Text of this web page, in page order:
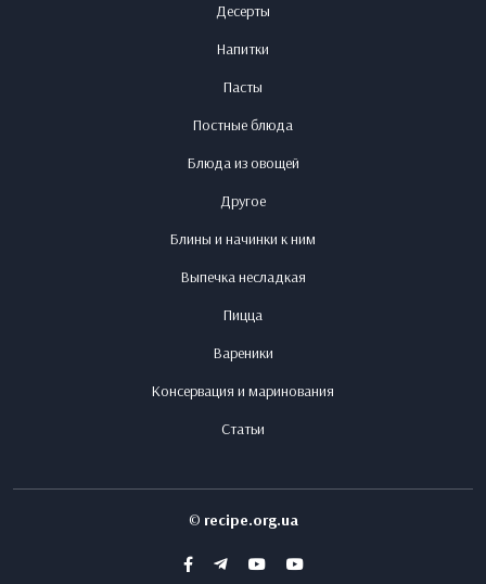
Десерты
Напитки
Пасты
Постные блюда
Блюда из овощей
Другое
Блины и начинки к ним
Выпечка несладкая
Пицца
Вареники
Консервация и маринования
Статьи
© recipe.org.ua